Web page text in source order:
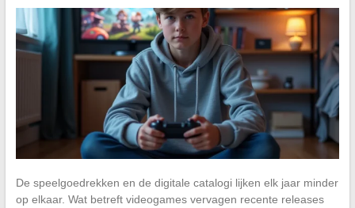
De speelgoedrekken en de digitale catalogi lijken elk jaar minder
op elkaar. Wat betreft videogames vervagen recente releases